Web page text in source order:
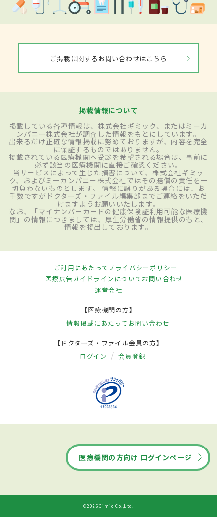
ご掲載に関するお問い合わせはこちら
掲載情報について
掲載している各種情報は、株式会社ギミック、またはミーカ
ンパニー株式会社が調査した情報をもとにしています。
出来るだけ正確な情報掲載に努めておりますが、内容を完全
に保証するものではありません。
掲載されている医療機関へ受診を希望される場合は、事前に
必ず該当の医療機関に直接ご確認ください。
当サービスによって生じた損害について、株式会社ギミッ
ク、およびミーカンパニー株式会社ではその賠償の責任を一
切負わないものとします。 情報に誤りがある場合には、お
手数ですがドクターズ・ファイル編集部までご連絡をいただ
けますようお願いいたします。
なお、「マイナンバーカードの健康保険証利用可能な医療機
関」の情報につきましては、厚生労働省の情報提供のもと、
情報を掲出しております。
ご利用にあたってプライバシーポリシー
医療広告ガイドラインについてお問い合わせ
運営会社
【医療機関の方】
情報掲載にあたって お問い合わせ
【ドクターズ・ファイル会員の方】
ログイン 会員登録
医療機関の方向け ログインページ
©2026Gimic Co.,Ltd.